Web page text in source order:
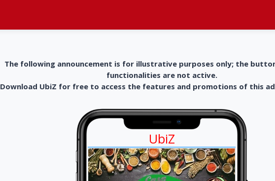
The following announcement is for illustrative purposes only; the
functionalities are not active.
Download UbiZ for free to access the features and promotions of this
UbiZ